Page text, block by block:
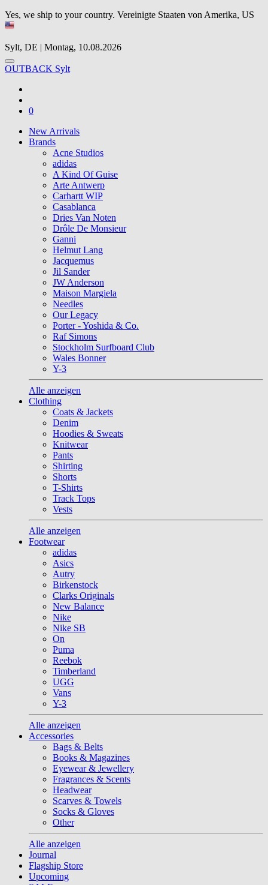
Yes, we ship to your country. Vereinigte Staaten von Amerika, US
Sylt, DE | Montag, 10.08.2026
OUTBACK Sylt
0
New Arrivals
Brands
Acne Studios
adidas
A Kind Of Guise
Arte Antwerp
Carhartt WIP
Casablanca
Dries Van Noten
Drôle De Monsieur
Ganni
Helmut Lang
Jacquemus
Jil Sander
JW Anderson
Maison Margiela
Needles
Our Legacy
Porter - Yoshida & Co.
Raf Simons
Stockholm Surfboard Club
Wales Bonner
Y-3
Alle anzeigen
Clothing
Coats & Jackets
Denim
Hoodies & Sweats
Knitwear
Pants
Shirting
Shorts
T-Shirts
Track Tops
Vests
Alle anzeigen
Footwear
adidas
Asics
Autry
Birkenstock
Clarks Originals
New Balance
Nike
Nike SB
On
Puma
Reebok
Timberland
UGG
Vans
Y-3
Alle anzeigen
Accessories
Bags & Belts
Books & Magazines
Eyewear & Jewellery
Fragrances & Scents
Headwear
Scarves & Towels
Socks & Gloves
Other
Alle anzeigen
Journal
Flagship Store
Upcoming